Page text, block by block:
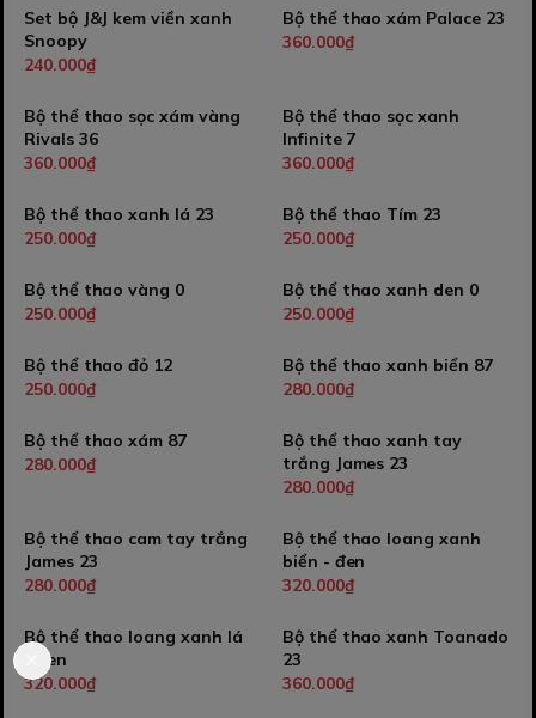
Set bộ J&J kem viền xanh
Snoopy
240.000₫
Bộ thể thao xám Palace 23
360.000₫
Bộ thể thao sọc xám vàng
Rivals 36
360.000₫
Bộ thể thao sọc xanh
Infinite 7
360.000₫
Bộ thể thao xanh lá 23
250.000₫
Bộ thể thao Tím 23
250.000₫
Bộ thể thao vàng 0
250.000₫
Bộ thể thao xanh den 0
250.000₫
Bộ thể thao đỏ 12
250.000₫
Bộ thể thao xanh biển 87
280.000₫
Bộ thể thao xám 87
280.000₫
Bộ thể thao xanh tay
trắng James 23
280.000₫
Bộ thể thao cam tay trắng
James 23
280.000₫
Bộ thể thao loang xanh
biển - đen
320.000₫
Bộ thể thao loang xanh lá
- đen
320.000₫
Bộ thể thao xanh Toanado
23
360.000₫